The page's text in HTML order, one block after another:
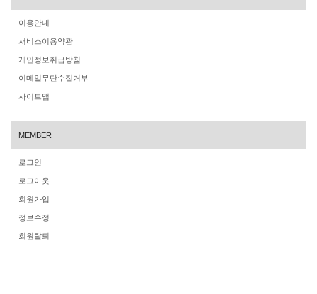
이용안내
서비스이용약관
개인정보취급방침
이메일무단수집거부
사이트맵
MEMBER
로그인
로그아웃
회원가입
정보수정
회원탈퇴